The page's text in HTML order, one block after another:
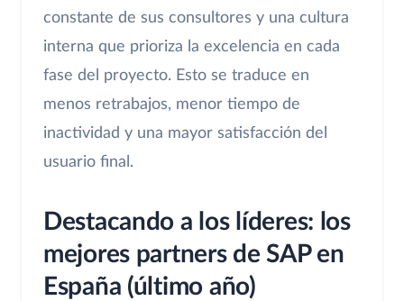
constante de sus consultores y una cultura
interna que prioriza la excelencia en cada
fase del proyecto. Esto se traduce en
menos retrabajos, menor tiempo de
inactividad y una mayor satisfacción del
usuario final.
Destacando a los líderes: los
mejores partners de SAP en
España (último año)